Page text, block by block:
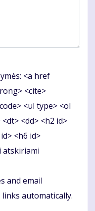
<a href
<cite>
<ul type> <ol
<dd> <h2 id>
<h6 id>
atskiriami
and email
automatically.